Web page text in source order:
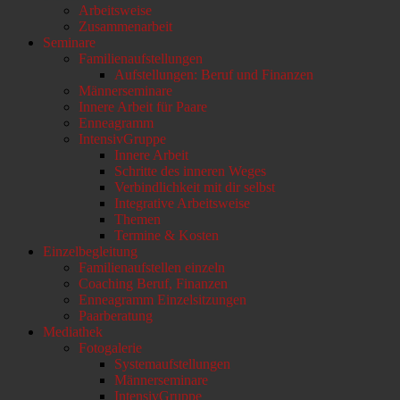
Arbeitsweise
Zusammenarbeit
Seminare
Familienaufstellungen
Aufstellungen: Beruf und Finanzen
Männerseminare
Innere Arbeit für Paare
Enneagramm
IntensivGruppe
Innere Arbeit
Schritte des inneren Weges
Verbindlichkeit mit dir selbst
Integrative Arbeitsweise
Themen
Termine & Kosten
Einzelbegleitung
Familienaufstellen einzeln
Coaching Beruf, Finanzen
Enneagramm Einzelsitzungen
Paarberatung
Mediathek
Fotogalerie
Systemaufstellungen
Männerseminare
IntensivGruppe